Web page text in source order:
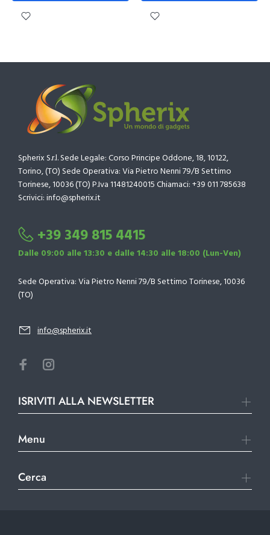
Spherix S.r.l. Sede Legale: Corso Principe Oddone, 18, 10122,
Torino, (TO) Sede Operativa: Via Pietro Nenni 79/B Settimo
Torinese, 10036 (TO) P.Iva 11481240015 Chiamaci: +39 011 785638
Scrivici: info@spherix.it
+39 349 815 4415
Dalle 09:00 alle 13:30 e dalle 14:30 alle 18:00 (Lun-Ven)
Sede Operativa: Via Pietro Nenni 79/B Settimo Torinese, 10036
(TO)
info@spherix.it
ISRIVITI ALLA NEWSLETTER
Menu
Cerca